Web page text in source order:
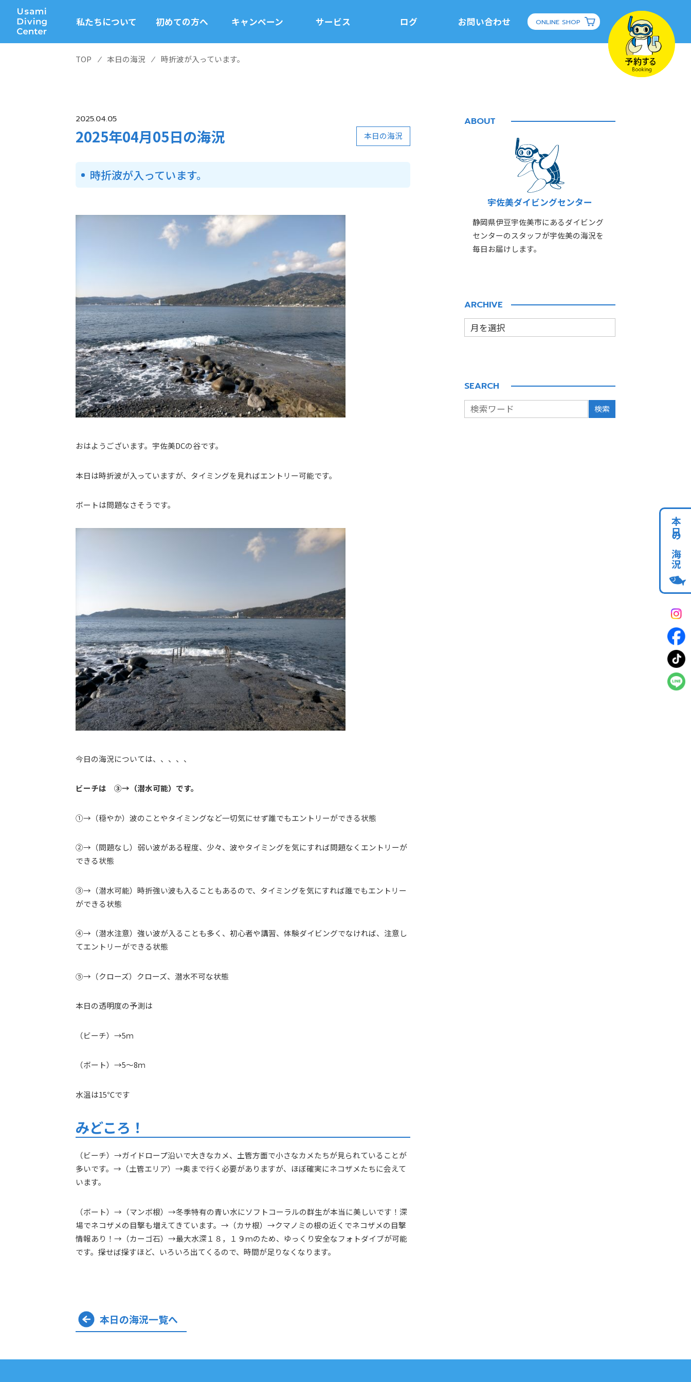
私たちについて 初めての方へ キャンペーン サービス ログ お問い合わせ ONLINE SHOP
本日の海況
TOP ⁄ 本日の海況 ⁄ 時折波が入っています。
2025.04.05
2025年04月05日の海況 本日の海況
時折波が入っています。
おはようございます。宇佐美DCの谷です。
本日は時折波が入っていますが、タイミングを見ればエントリー可能です。
ボートは問題なさそうです。
今日の海況については、、、、、
ビーチは ③→（潜水可能）です。
①→（穏やか）波のことやタイミングなど一切気にせず誰でもエントリーができる状態
②→（問題なし）弱い波がある程度、少々、波やタイミングを気にすれば問題なくエントリーが
できる状態
③→（潜水可能）時折強い波も入ることもあるので、タイミングを気にすれば誰でもエントリー
ができる状態
④→（潜水注意）強い波が入ることも多く、初心者や講習、体験ダイビングでなければ、注意し
てエントリーができる状態
⑤→（クローズ）クローズ、潜水不可な状態
本日の透明度の予測は
（ビーチ）→5ｍ
（ボート）→5～8ｍ
水温は15℃です
みどころ！
（ビーチ）→ガイドロープ沿いで大きなカメ、土管方面で小さなカメたちが見られていることが
多いです。→（土管エリア）→奥まで行く必要がありますが、ほぼ確実にネコザメたちに会えて
います。
（ボート）→（マンボ根）→冬季特有の青い水にソフトコーラルの群生が本当に美しいです！深
場でネコザメの目撃も増えてきています。→（カサ根）→クマノミの根の近くでネコザメの目撃
情報あり！→（カーゴ石）→最大水深１８，１９ｍのため、ゆっくり安全なフォトダイブが可能
です。探せば探すほど、いろいろ出てくるので、時間が足りなくなります。
本日の海況一覧へ
ABOUT
宇佐美ダイビングセンター
静岡県伊豆宇佐美市にあるダイビング
センターのスタッフが宇佐美の海況を
毎日お届けします。
ARCHIVE
SEARCH
検索